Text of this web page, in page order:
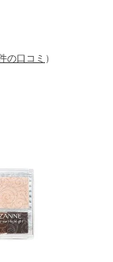
の口コミ ）